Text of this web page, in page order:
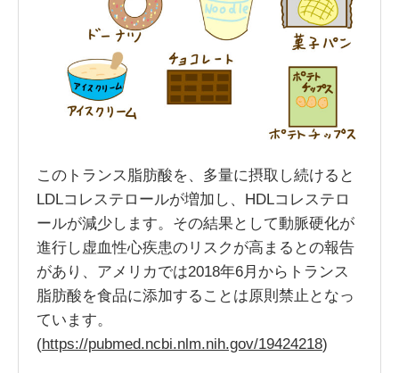
このトランス脂肪酸を、多量に摂取し続けると
LDLコレステロールが増加し、HDLコレステロ
ールが減少します。その結果として動脈硬化が
進行し虚血性心疾患のリスクが高まるとの報告
があり、アメリカでは2018年6月からトランス
脂肪酸を食品に添加することは原則禁止となっ
ています。
(https://pubmed.ncbi.nlm.nih.gov/19424218)